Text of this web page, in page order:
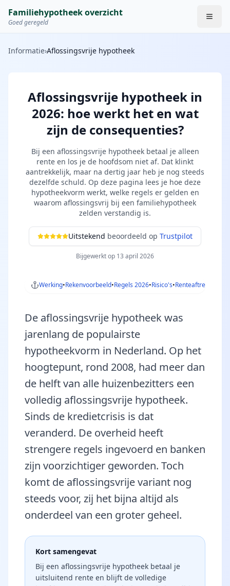
Familiehypotheek overzicht
Goed geregeld
Informatie›Aflossingsvrije hypotheek
Aflossingsvrije hypotheek in
2026: hoe werkt het en wat
zijn de consequenties?
Bij een aflossingsvrije hypotheek betaal je alleen
rente en los je de hoofdsom niet af. Dat klinkt
aantrekkelijk, maar na dertig jaar heb je nog steeds
dezelfde schuld. Op deze pagina lees je hoe deze
hypotheekvorm werkt, welke regels er gelden en
waarom aflossingsvrij bij een familiehypotheek
zelden verstandig is.
Uitstekend beoordeeld op Trustpilot
Bijgewerkt op 13 april 2026
Werking•Rekenvoorbeeld•Regels 2026•Risico's•Renteaftrek
De aflossingsvrije hypotheek was
jarenlang de populairste
hypotheekvorm in Nederland. Op het
hoogtepunt, rond 2008, had meer dan
de helft van alle huizenbezitters een
volledig aflossingsvrije hypotheek.
Sinds de kredietcrisis is dat
veranderd. De overheid heeft
strengere regels ingevoerd en banken
zijn voorzichtiger geworden. Toch
komt de aflossingsvrije variant nog
steeds voor, zij het bijna altijd als
onderdeel van een groter geheel.
Kort samengevat
Bij een aflossingsvrije hypotheek betaal je
uitsluitend rente en blijft de volledige